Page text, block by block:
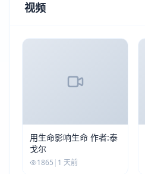
视频
用生命影响生命 作者:泰
戈尔
1865 | 1 天前